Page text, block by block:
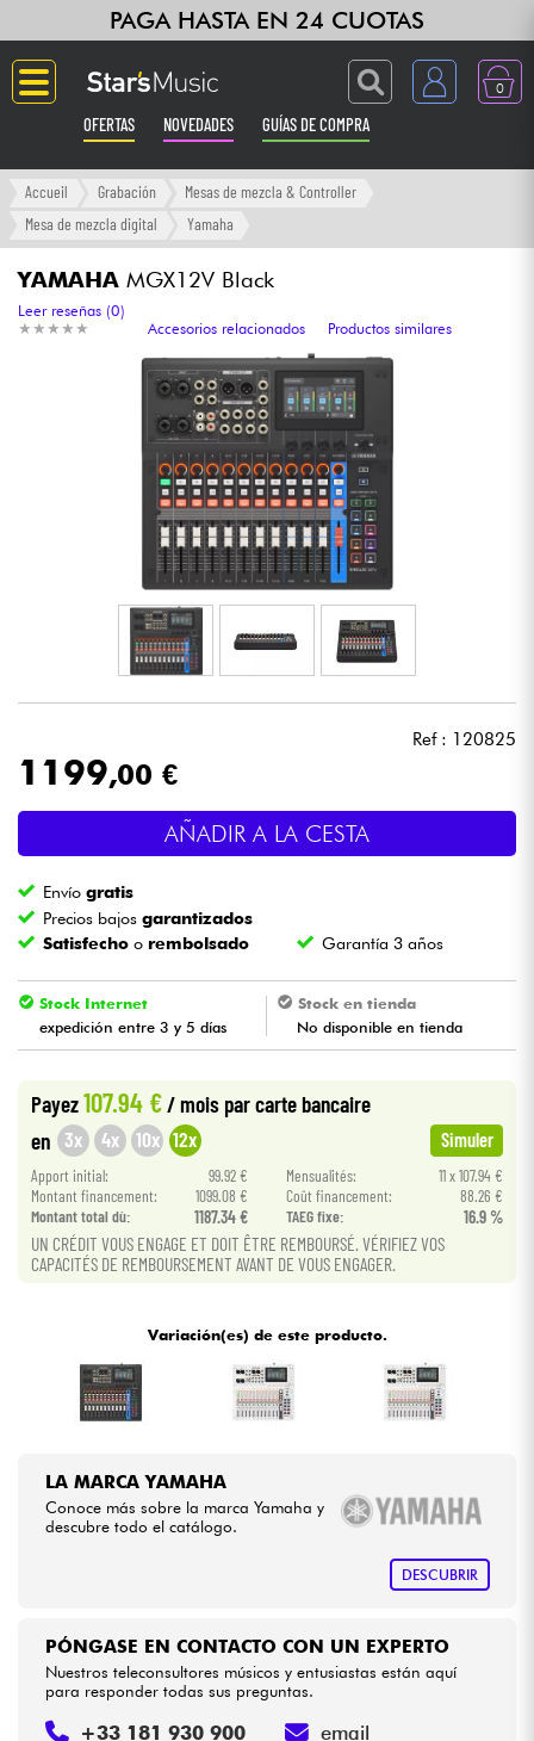
PAGA HASTA EN 24 CUOTAS
0
OFERTAS NOVEDADES GUÍAS DE COMPRA
Langue
Ampli & Efectos
Sintetizadores & samplers
Grabación
Auriculares
Micros
Luces
Vientos
Violines y cuarteto
Cables & Acces.
HiFi
Bundle
Accueil Grabación
Mesas de mezcla & Controller
Mesa de mezcla digital
Yamaha
YAMAHA MGX12V Black
★ ★ ★ ★ ★
★ ★ ★ ★ ★
Leer reseñas (0)
Accesorios relacionados
Productos similares
Ref : 120825
1199,00 €
AÑADIR A LA CESTA
Envíogratis
Precios bajosgarantizados
Satisfecho o rembolsado Garantía 3 años
Stock Internet
expedición entre 3 y 5 días
Stock en tienda
No disponible en tienda
Payez107.94 €/ mois par carte bancaire
en 3x 4x 10x 12x Simuler
Apport initial: 99.92 € Mensualités:
11 x 107.94 €
Montant financement:
1099.08 € Coût financement:
88.26 €
Montant total dù:
1187.34 € TAEG fixe: 16.9 %
UN CRÉDIT VOUS ENGAGE ET DOIT ÊTRE REMBOURSÉ. VÉRIFIEZ VOS
CAPACITÉS DE REMBOURSEMENT AVANT DE VOUS ENGAGER.
Variación(es) de este producto.
LA MARCA YAMAHA
Conoce más sobre la marca Yamaha y
descubre todo el catálogo.
DESCUBRIR
PÓNGASE EN CONTACTO CON UN EXPERTO
Nuestros teleconsultores músicos y entusiastas están aquí
para responder todas sus preguntas.
+33 181 930 900 email